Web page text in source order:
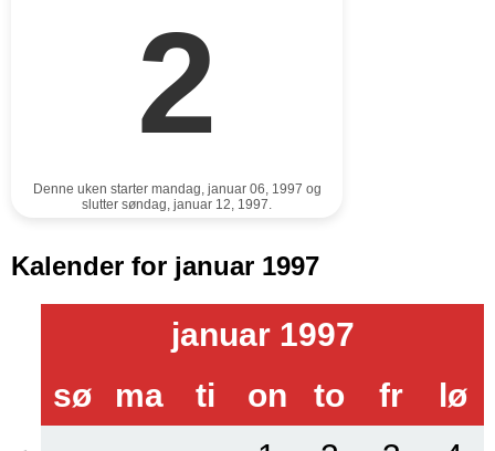
2
Denne uken starter mandag, januar 06, 1997 og
slutter søndag, januar 12, 1997.
Kalender for januar 1997
januar 1997
sø
ma ti on to fr lø